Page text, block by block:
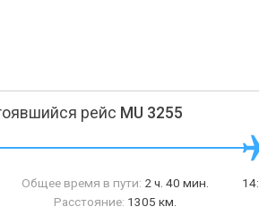
рейс MU 3255
Общее время в пути: 2 ч. 40 мин.
Расстояние: 1305 км.